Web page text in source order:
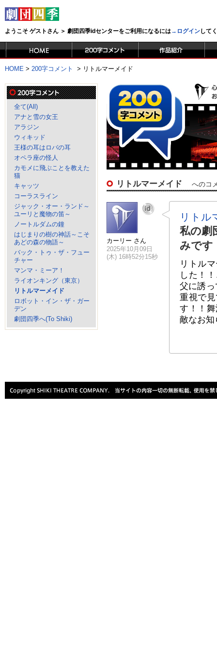
ようこそ ゲストさん ＞ 劇団四季idセンターをご利用になるには→ログインして
HOME > 200字コメント > リトルマーメイド
全て(All)
アナと雪の女王
アラジン
ウィキッド
王様の耳はロバの耳
オペラ座の怪人
カモメに飛ぶことを教えた
猫
キャッツ
コーラスライン
ジャック・オー・ランド～
ユーリと魔物の笛～
ノートルダムの鐘
はじまりの樹の神話～こそ
あどの森の物語～
バック・トゥ・ザ・フュー
チャー
マンマ・ミーア！
ライオンキング（東京）
リトルマーメイド
ロボット・イン・ザ・ガー
デン
劇団四季へ(To Shiki)
リトルマーメイド へのコ
カーリー さん
2025年10月09日
(木) 16時52分15秒
リトル
私の劇
みです
リトル
した！
父に誘
重視で
す！！
敵なお知